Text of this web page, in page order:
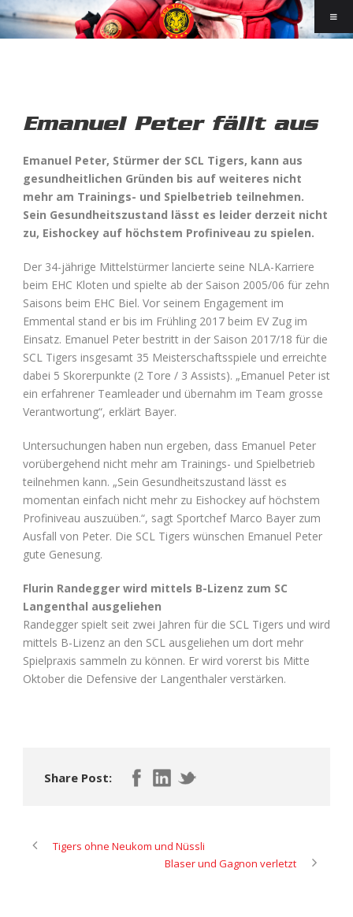
Emanuel Peter fällt aus
Emanuel Peter, Stürmer der SCL Tigers, kann aus
gesundheitlichen Gründen bis auf weiteres nicht
mehr am Trainings- und Spielbetrieb teilnehmen.
Sein Gesundheitszustand lässt es leider derzeit nicht
zu, Eishockey auf höchstem Profiniveau zu spielen.
Der 34-jährige Mittelstürmer lancierte seine NLA-Karriere
beim EHC Kloten und spielte ab der Saison 2005/06 für zehn
Saisons beim EHC Biel. Vor seinem Engagement im
Emmental stand er bis im Frühling 2017 beim EV Zug im
Einsatz. Emanuel Peter bestritt in der Saison 2017/18 für die
SCL Tigers insgesamt 35 Meisterschaftsspiele und erreichte
dabei 5 Skorerpunkte (2 Tore / 3 Assists). „Emanuel Peter ist
ein erfahrener Teamleader und übernahm im Team grosse
Verantwortung“, erklärt Bayer.
Untersuchungen haben nun ergeben, dass Emanuel Peter
vorübergehend nicht mehr am Trainings- und Spielbetrieb
teilnehmen kann. „Sein Gesundheitszustand lässt es
momentan einfach nicht mehr zu Eishockey auf höchstem
Profiniveau auszuüben.“, sagt Sportchef Marco Bayer zum
Ausfall von Peter. Die SCL Tigers wünschen Emanuel Peter
gute Genesung.
Flurin Randegger wird mittels B-Lizenz zum SC
Langenthal ausgeliehen
Randegger spielt seit zwei Jahren für die SCL Tigers und wird
mittels B-Lizenz an den SCL ausgeliehen um dort mehr
Spielpraxis sammeln zu können. Er wird vorerst bis Mitte
Oktober die Defensive der Langenthaler verstärken.
Share Post:
Tigers ohne Neukom und Nüssli
Blaser und Gagnon verletzt